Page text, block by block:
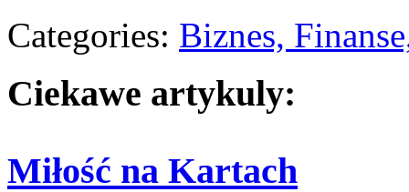
Categories: Biznes,
Ciekawe artykuly:
Miłość na Kartach